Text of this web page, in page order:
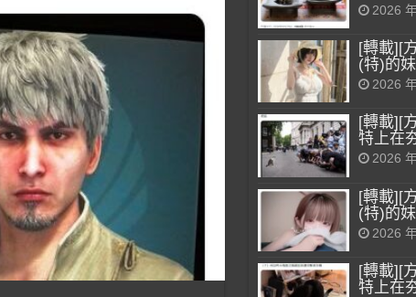
2026
[轉載][
(特)的
2026
[轉載][
特上在
2026
[轉載][
(特)的
2026
[轉載][
特上在